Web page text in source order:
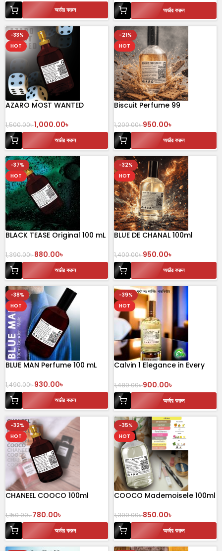
অর্ডার করুন অর্ডার করুন
-33%
HOT
AZARO MOST WANTED
1,500.00৳1,000.00৳
অর্ডার করুন
-21%
HOT
Biscuit Perfume 99
1,200.00৳950.00৳
অর্ডার করুন
-37%
HOT
BLACK TEASE Original 100 mL
1,390.00৳880.00৳
অর্ডার করুন
-32%
HOT
BLUE DE CHANAL 100ml
1,400.00৳950.00৳
অর্ডার করুন
-38%
HOT
BLUE MAN Perfume 100 mL
1,490.00৳930.00৳
অর্ডার করুন
-39%
HOT
Calvin 1 Elegance in Every
1,480.00৳900.00৳
অর্ডার করুন
-32%
HOT
CHANEEL COOCO 100ml
1,150.00৳780.00৳
অর্ডার করুন
-35%
HOT
COOCO Mademoisele 100ml
1,300.00৳850.00৳
অর্ডার করুন